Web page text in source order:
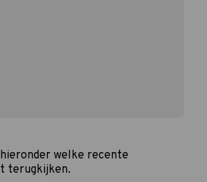
welke recente
terugkijken.